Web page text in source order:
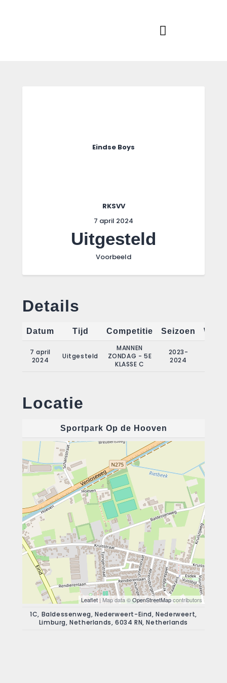
Eindse Boys
RKSVV
7 april 2024
Uitgesteld
Voorbeeld
Details
Datum Tijd Competitie Seizoen
7 april
2024
Uitgesteld
MANNEN
ZONDAG - 5E
KLASSE C
2023-
2024
Locatie
Sportpark Op de Hooven
Leaflet| Map data ©OpenStreetMapcontributors
1C, Baldessenweg, Nederweert-Eind, Nederweert,
Limburg, Netherlands, 6034 RN, Netherlands